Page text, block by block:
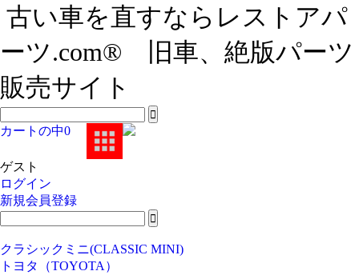
古い車を直すならレストアパ
ーツ.com® 旧車、絶版パーツ
販売サイト
カートの中0
ゲスト
ログイン
新規会員登録
クラシックミニ(CLASSIC MINI)
トヨタ（TOYOTA）